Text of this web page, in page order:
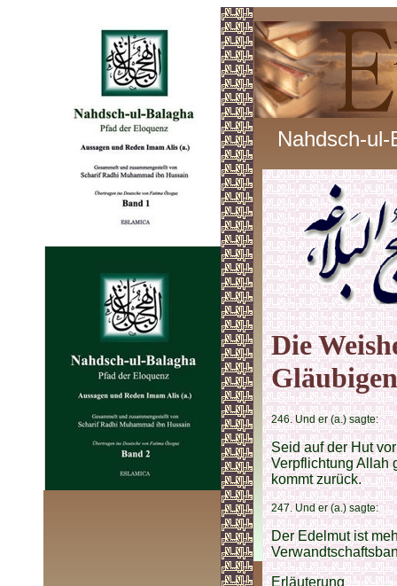
Nahdsch-ul-
Die
246. Und er (a.) sagte:
Seid auf der Hut
Verpflichtung Allah
kommt zurück.
247. Und er (a.) sagte:
Der Edelmut ist
Erläuterung